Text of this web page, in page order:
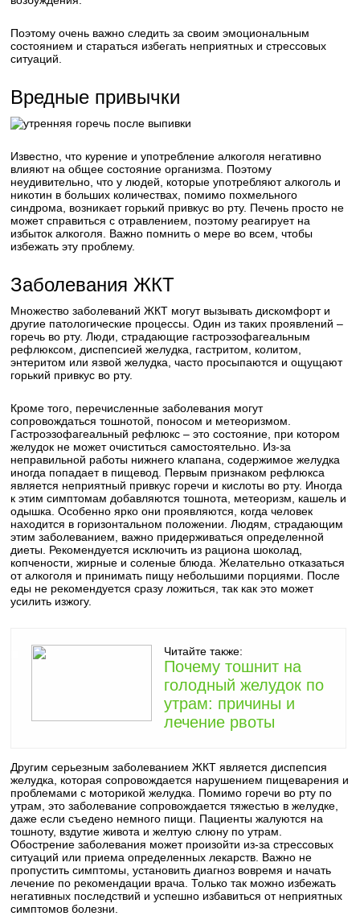
Поэтому очень важно следить за своим эмоциональным
состоянием и стараться избегать неприятных и стрессовых
ситуаций.
Вредные привычки
Известно, что курение и употребление алкоголя негативно
влияют на общее состояние организма. Поэтому
неудивительно, что у людей, которые употребляют алкоголь и
никотин в больших количествах, помимо похмельного
синдрома, возникает горький привкус во рту. Печень просто не
может справиться с отравлением, поэтому реагирует на
избыток алкоголя. Важно помнить о мере во всем, чтобы
избежать эту проблему.
Заболевания ЖКТ
Множество заболеваний ЖКТ могут вызывать дискомфорт и
другие патологические процессы. Один из таких проявлений –
горечь во рту. Люди, страдающие гастроэзофагеальным
рефлюксом, диспепсией желудка, гастритом, колитом,
энтеритом или язвой желудка, часто просыпаются и ощущают
горький привкус во рту.
Кроме того, перечисленные заболевания могут
сопровождаться тошнотой, поносом и метеоризмом.
Гастроэзофагеальный рефлюкс – это состояние, при котором
желудок не может очиститься самостоятельно. Из-за
неправильной работы нижнего клапана, содержимое желудка
иногда попадает в пищевод. Первым признаком рефлюкса
является неприятный привкус горечи и кислоты во рту. Иногда
к этим симптомам добавляются тошнота, метеоризм, кашель и
одышка. Особенно ярко они проявляются, когда человек
находится в горизонтальном положении. Людям, страдающим
этим заболеванием, важно придерживаться определенной
диеты. Рекомендуется исключить из рациона шоколад,
копчености, жирные и соленые блюда. Желательно отказаться
от алкоголя и принимать пищу небольшими порциями. После
еды не рекомендуется сразу ложиться, так как это может
усилить изжогу.
Читайте также:
Почему тошнит на
голодный желудок по
утрам: причины и
лечение рвоты
Другим серьезным заболеванием ЖКТ является диспепсия
желудка, которая сопровождается нарушением пищеварения и
проблемами с моторикой желудка. Помимо горечи во рту по
утрам, это заболевание сопровождается тяжестью в желудке,
даже если съедено немного пищи. Пациенты жалуются на
тошноту, вздутие живота и желтую слюну по утрам.
Обострение заболевания может произойти из-за стрессовых
ситуаций или приема определенных лекарств. Важно не
пропустить симптомы, установить диагноз вовремя и начать
лечение по рекомендации врача. Только так можно избежать
негативных последствий и успешно избавиться от неприятных
симптомов болезни.